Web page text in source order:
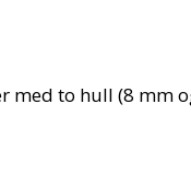
med to hull (8 mm